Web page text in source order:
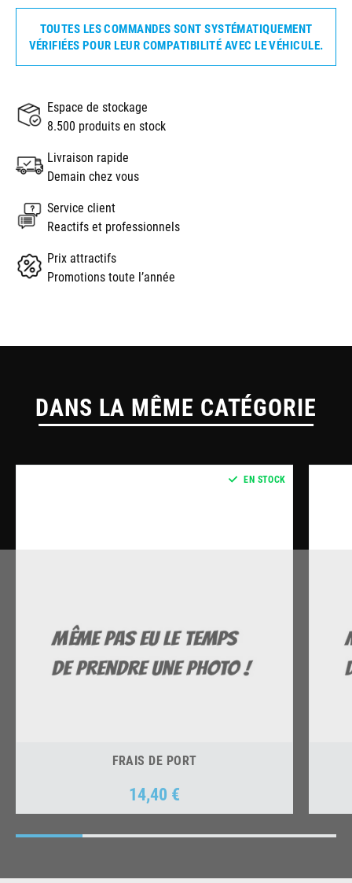
TOUTES LES COMMANDES SONT SYSTÉMATIQUEMENT
VÉRIFIÉES POUR LEUR COMPATIBILITÉ AVEC LE VÉHICULE.
Espace de stockage
8.500 produits en stock
Livraison rapide
Demain chez vous
Service client
Reactifs et professionnels
Prix attractifs
Promotions toute l’année
DANS LA MÊME CATÉGORIE
FRAIS DE PORT
Prix
14,40 €
EN STOCK